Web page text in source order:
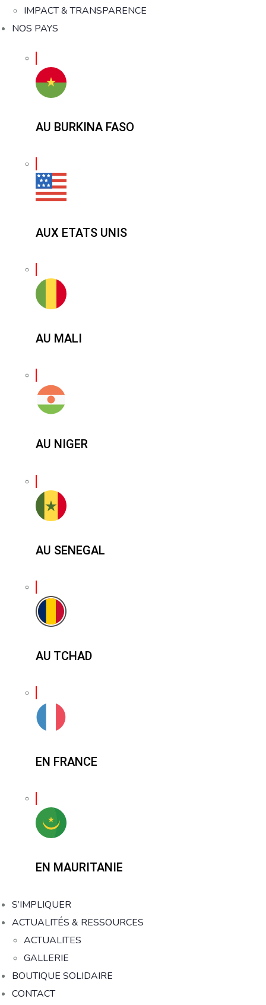
IMPACT & TRANSPARENCE
NOS PAYS
AU BURKINA FASO
AUX ETATS UNIS
AU MALI
AU NIGER
AU SENEGAL
AU TCHAD
EN FRANCE
EN MAURITANIE
S’IMPLIQUER
ACTUALITÉS & RESSOURCES
ACTUALITES
GALLERIE
BOUTIQUE SOLIDAIRE
CONTACT